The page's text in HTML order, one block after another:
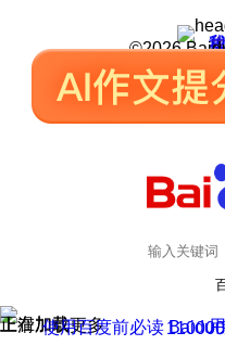
©2026
正在加载
上滑加载更多
使用百度前必读 Baidu
京公网安